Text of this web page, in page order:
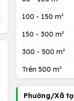
100 - 150 m²
150 - 300 m²
300 - 500 m²
Trên 500 m²
Phường/Xã